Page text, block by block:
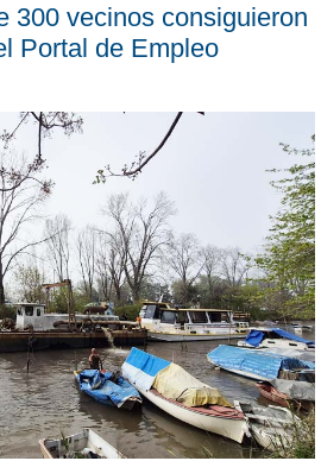
300 vecinos consiguieron
Portal de Empleo